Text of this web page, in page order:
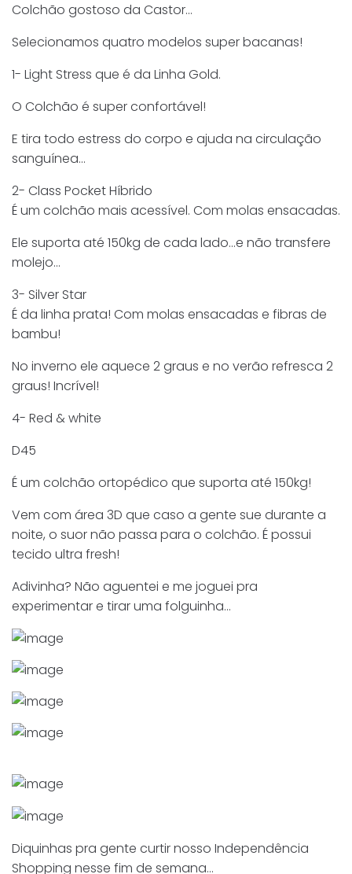
Colchão gostoso da Castor…
Selecionamos quatro modelos super bacanas!
1- Light Stress que é da Linha Gold.
O Colchão é super confortável!
E tira todo estress do corpo e ajuda na circulação
sanguínea…
2- Class Pocket Híbrido
É um colchão mais acessível. Com molas ensacadas.
Ele suporta até 150kg de cada lado…e não transfere
molejo…
3- Silver Star
É da linha prata! Com molas ensacadas e fibras de
bambu!
No inverno ele aquece 2 graus e no verão refresca 2
graus! Incrível!
4- Red & white
D45
É um colchão ortopédico que suporta até 150kg!
Vem com área 3D que caso a gente sue durante a
noite, o suor não passa para o colchão. É possui
tecido ultra fresh!
Adivinha? Não aguentei e me joguei pra
experimentar e tirar uma folguinha…
Diquinhas pra gente curtir nosso Independência
Shopping nesse fim de semana…